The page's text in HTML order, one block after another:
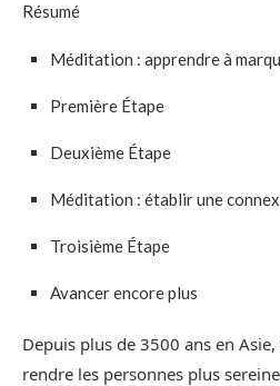
Résumé
Méditation : apprendre à
Première Étape
Deuxième Étape
Méditation : établir une
Troisième Étape
Avancer encore plus
Depuis plus de 3500 ans en
rendre les personnes plus